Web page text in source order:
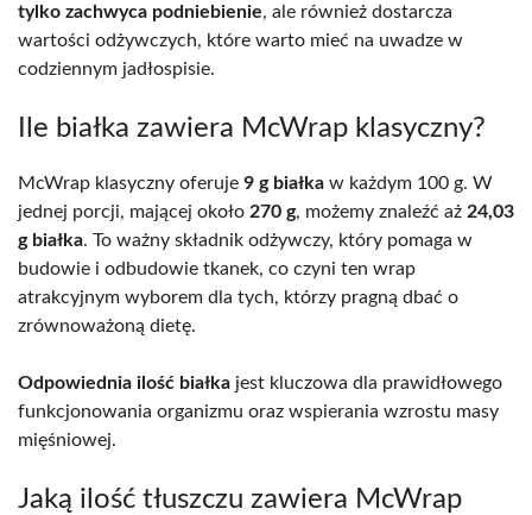
tylko zachwyca podniebienie, ale również dostarcza
wartości odżywczych, które warto mieć na uwadze w
codziennym jadłospisie.
Ile białka zawiera McWrap klasyczny?
McWrap klasyczny oferuje 9 g białka w każdym 100 g. W
jednej porcji, mającej około 270 g, możemy znaleźć aż 24,03
g białka. To ważny składnik odżywczy, który pomaga w
budowie i odbudowie tkanek, co czyni ten wrap
atrakcyjnym wyborem dla tych, którzy pragną dbać o
zrównoważoną dietę.
Odpowiednia ilość białka jest kluczowa dla prawidłowego
funkcjonowania organizmu oraz wspierania wzrostu masy
mięśniowej.
Jaką ilość tłuszczu zawiera McWrap